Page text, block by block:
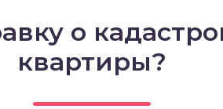
о
квартиры?